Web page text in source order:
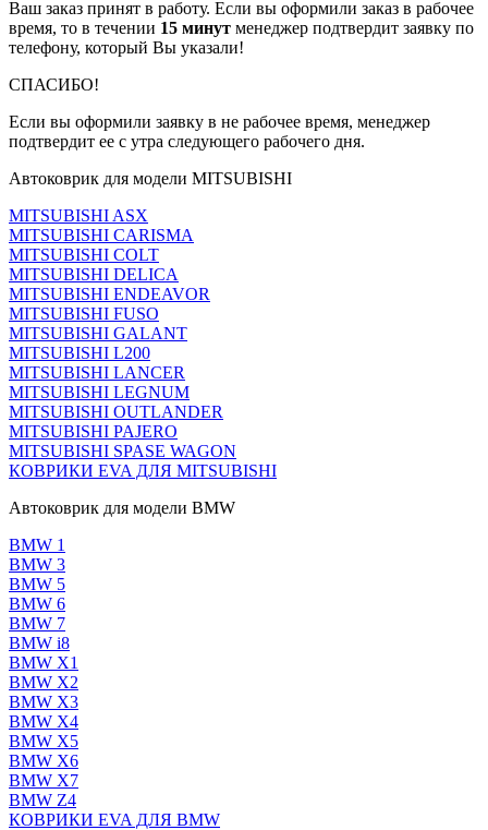
Ваш заказ принят в работу. Если вы оформили заказ в рабочее
время, то в течении 15 минут менеджер подтвердит заявку по
телефону, который Вы указали!
СПАСИБО!
Если вы оформили заявку в не рабочее время, менеджер
подтвердит ее с утра следующего рабочего дня.
Автоковрик для модели MITSUBISHI
MITSUBISHI ASX
MITSUBISHI CARISMA
MITSUBISHI COLT
MITSUBISHI DELICA
MITSUBISHI ENDEAVOR
MITSUBISHI FUSO
MITSUBISHI GALANT
MITSUBISHI L200
MITSUBISHI LANCER
MITSUBISHI LEGNUM
MITSUBISHI OUTLANDER
MITSUBISHI PAJERO
MITSUBISHI SPASE WAGON
КОВРИКИ EVA ДЛЯ MITSUBISHI
Автоковрик для модели BMW
BMW 1
BMW 3
BMW 5
BMW 6
BMW 7
BMW i8
BMW X1
BMW X2
BMW X3
BMW X4
BMW X5
BMW X6
BMW X7
BMW Z4
КОВРИКИ EVA ДЛЯ BMW